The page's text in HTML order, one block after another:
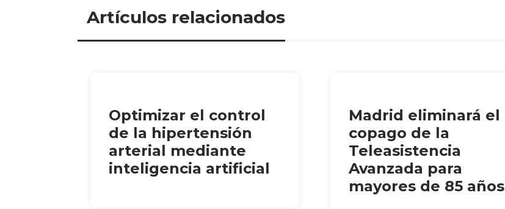
Artículos relacionados
Optimizar el control
de la hipertensión
arterial mediante
inteligencia artificial
Madrid eliminará el
copago de la
Teleasistencia
Avanzada para
mayores de 85 años